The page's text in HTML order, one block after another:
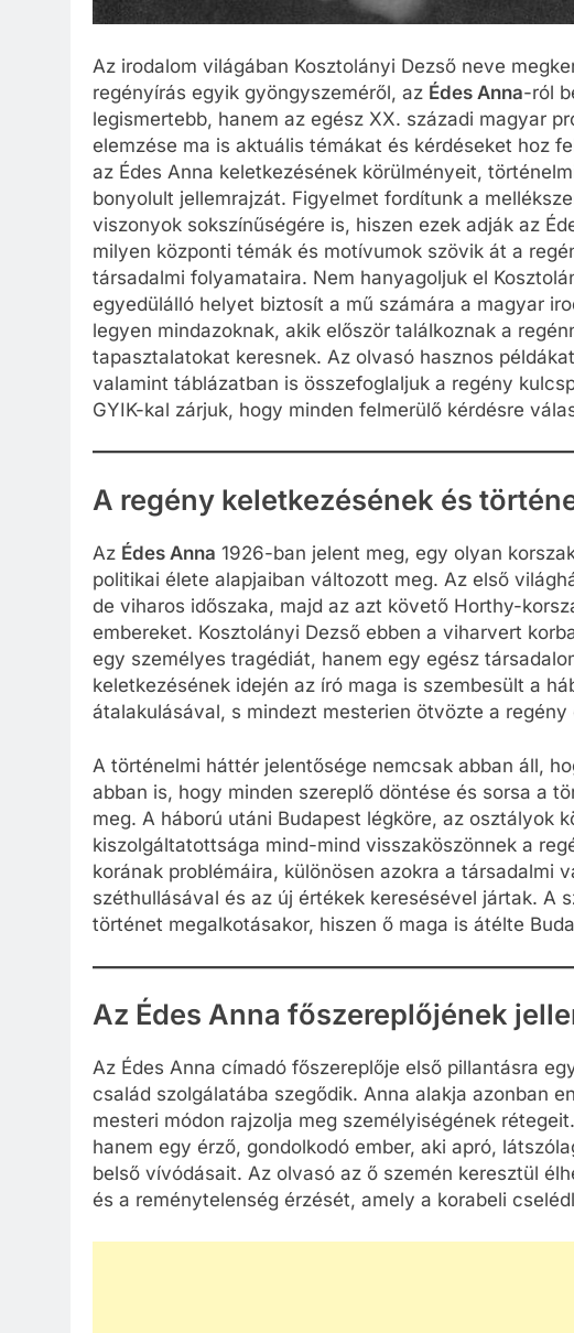
Az irodalom világában Kosztolányi Dezső neve
regényírás egyik gyöngyszeméről, az Édes Anna-ról
legismertebb, hanem az egész XX. századi magyar
elemzése ma is aktuális témákat és kérdéseket hoz
az Édes Anna keletkezésének körülményeit,
bonyolult jellemrajzát. Figyelmet fordítunk a
viszonyok sokszínűségére is, hiszen ezek adják az
milyen központi témák és motívumok szövik át a
társadalmi folyamataira. Nem hanyagoljuk el
egyedülálló helyet biztosít a mű számára a magyar
legyen mindazoknak, akik először találkoznak a
tapasztalatokat keresnek. Az olvasó hasznos
valamint táblázatban is összefoglaljuk a regény
GYIK-kal zárjuk, hogy minden felmerülő kérdésre
A regény keletkezésének és
Az Édes Anna 1926-ban jelent meg, egy olyan
politikai élete alapjaiban változott meg. Az első
de viharos időszaka, majd az azt követő Horthy-
embereket. Kosztolányi Dezső ebben a viharvert
egy személyes tragédiát, hanem egy egész
keletkezésének idején az író maga is szembesült a
átalakulásával, s mindezt mesterien ötvözte a
A történelmi háttér jelentősége nemcsak abban áll,
abban is, hogy minden szereplő döntése és sorsa a
meg. A háború utáni Budapest légköre, az osztályok
kiszolgáltatottsága mind-mind visszaköszönnek a
korának problémáira, különösen azokra a társadalmi
széthullásával és az új értékek keresésével jártak. A
történet megalkotásakor, hiszen ő maga is átélte
Az Édes Anna főszereplőjének
Az Édes Anna címadó főszereplője első pillantásra
család szolgálatába szegődik. Anna alakja azonban
mesteri módon rajzolja meg személyiségének
hanem egy érző, gondolkodó ember, aki apró,
belső vívódásait. Az olvasó az ő szemén keresztül
és a reménytelenség érzését, amely a korabeli